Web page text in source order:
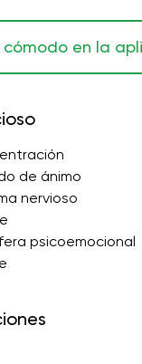
cómodo en la
de ánimo
nervioso
psicoemocional